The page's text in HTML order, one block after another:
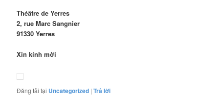
Théâtre de Yerres
2, rue Marc Sangnier
91330 Yerres
Xin kính mời
Đăng tải tại Uncategorized |Trả lời